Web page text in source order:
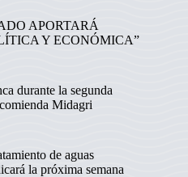
APORTARÁ
Y ECONÓMICA”
durante la segunda
Midagri
de aguas
la próxima semana